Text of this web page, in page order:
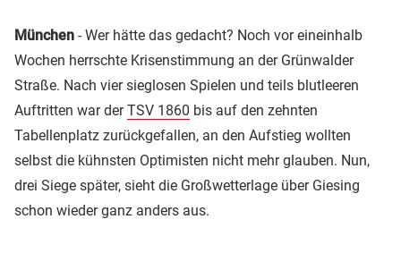
München - Wer hätte das gedacht? Noch vor eineinhalb
Wochen herrschte Krisenstimmung an der Grünwalder
Straße. Nach vier sieglosen Spielen und teils blutleeren
Auftritten war derTSV 1860 bis auf den zehnten
Tabellenplatz zurückgefallen, an den Aufstieg wollten
selbst die kühnsten Optimisten nicht mehr glauben. Nun,
drei Siege später, sieht die Großwetterlage über Giesing
schon wieder ganz anders aus.